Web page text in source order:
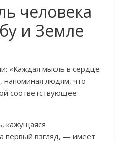
человека
и Земле
«Каждая мысль в сердце
напоминая людям, что
соответствующее
кажущаяся
первый взгляд, — имеет